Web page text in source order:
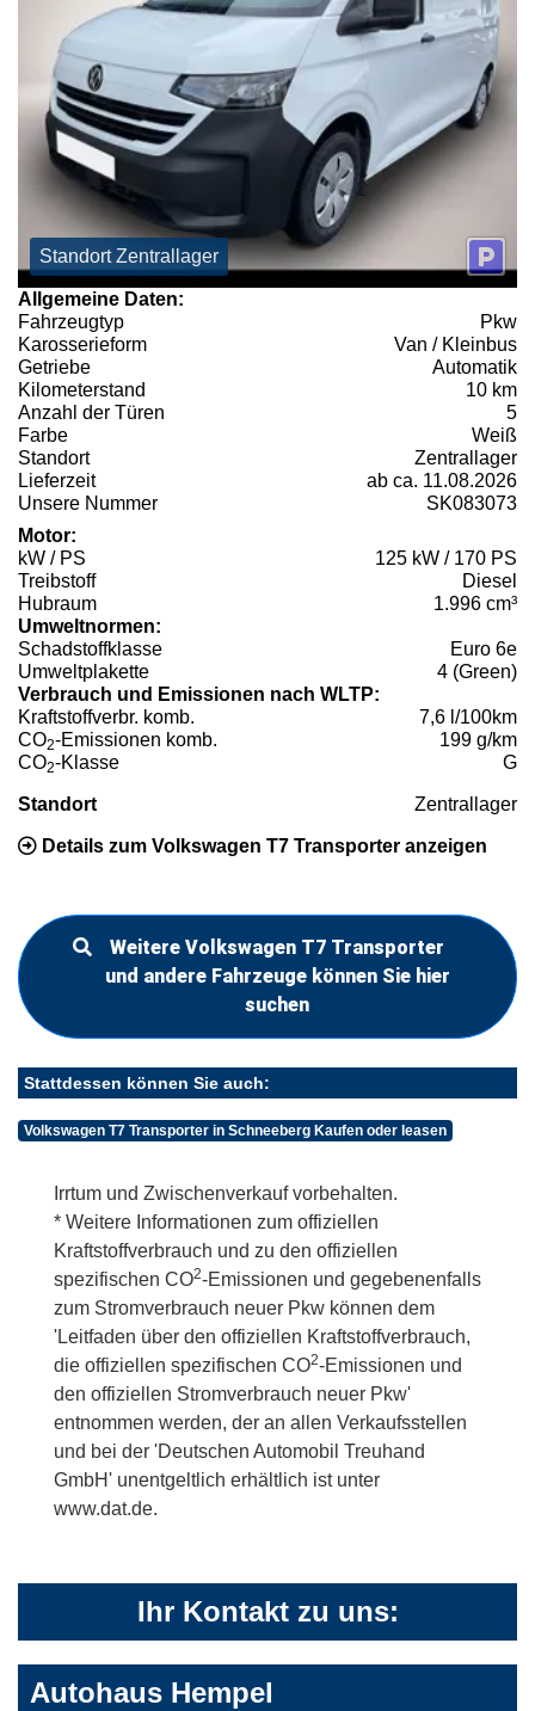
Standort Zentrallager
Allgemeine Daten:
Fahrzeugtyp
Pkw
Karosserieform
Van / Kleinbus
Getriebe
Automatik
Kilometerstand
10 km
Anzahl der Türen
5
Farbe
Weiß
Standort
Zentrallager
Lieferzeit
ab ca. 11.08.2026
Unsere Nummer
SK083073
Motor:
kW / PS
125 kW / 170 PS
Treibstoff
Diesel
Hubraum
1.996 cm³
Umweltnormen:
Schadstoffklasse
Euro 6e
Umweltplakette
4 (Green)
Verbrauch und Emissionen nach WLTP:
Kraftstoffverbr. komb.
7,6 l/100km
CO2-Emissionen komb.
199 g/km
CO2-Klasse G
Standort Zentrallager
Details zum Volkswagen T7 Transporter anzeigen
Weitere Volkswagen T7 Transporter
und andere Fahrzeuge können Sie hier
suchen
Stattdessen können Sie auch:
Volkswagen T7 Transporter in Schneeberg Kaufen oder leasen
Irrtum und Zwischenverkauf vorbehalten.
* Weitere Informationen zum offiziellen
Kraftstoffverbrauch und zu den offiziellen
spezifischen CO2-Emissionen und gegebenenfalls
zum Stromverbrauch neuer Pkw können dem
'Leitfaden über den offiziellen Kraftstoffverbrauch,
die offiziellen spezifischen CO2-Emissionen und
den offiziellen Stromverbrauch neuer Pkw'
entnommen werden, der an allen Verkaufsstellen
und bei der 'Deutschen Automobil Treuhand
GmbH' unentgeltlich erhältlich ist unter
www.dat.de.
Ihr Kontakt zu uns:
Autohaus Hempel